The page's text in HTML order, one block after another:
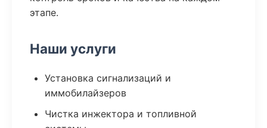
этапе.
Наши услуги
Установка сигнализаций и
иммобилайзеров
Чистка инжектора и топливной